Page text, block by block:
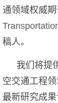
通领域权威期
稿人。
我们将提
空交通工程
最新研究成